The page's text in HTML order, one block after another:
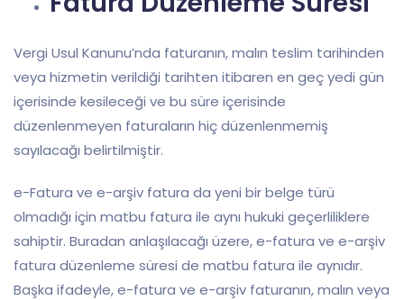
Vergi Usul Kanunu’nda faturanın, malın teslim tarihinden
veya hizmetin verildiği tarihten itibaren en geç yedi gün
içerisinde kesileceği ve bu süre içerisinde
düzenlenmeyen faturaların hiç düzenlenmemiş
sayılacağı belirtilmiştir.
e-Fatura ve e-arşiv fatura da yeni bir belge türü
olmadığı için matbu fatura ile aynı hukuki geçerliliklere
sahiptir. Buradan anlaşılacağı üzere, e-fatura ve e-arşiv
fatura düzenleme süresi de matbu fatura ile aynıdır.
Başka ifadeyle, e-fatura ve e-arşiv faturanın, malın veya